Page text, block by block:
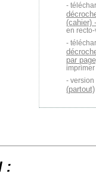
(cahier)
en
par
version
(partout)
: